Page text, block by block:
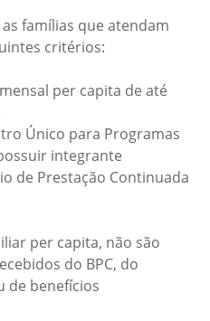
famílias que atendam
critérios:
per capita de até
Único para Programas
integrante
de Prestação Continuada
per capita, não são
do BPC, do
de benefícios